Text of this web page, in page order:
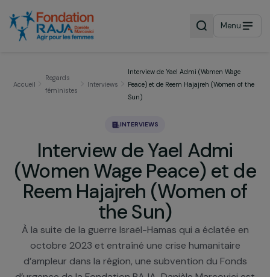
Menu
Regards
Interviews
Interview de Yael Admi (Women Wage
Peace) et de Reem Hajajreh (Women
Interview de Yael Admi
(Women Wage Peace) et
Reem Hajajreh (Women
the Sun)
À la suite de la guerre Israël-Hamas qui a éclatée
octobre 2023 et entraîné une crise humanitaire